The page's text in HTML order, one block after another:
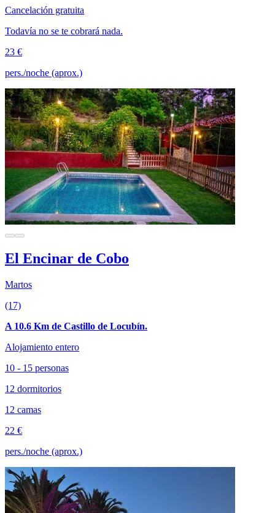
Cancelación gratuita
Todavía no se te cobrará nada.
23 €
pers./noche (aprox.)
El Encinar de Cobo
Martos
(17)
A 10.6 Km de Castillo de Locubín.
Alojamiento entero
10 - 15 personas
12 dormitorios
12 camas
22 €
pers./noche (aprox.)